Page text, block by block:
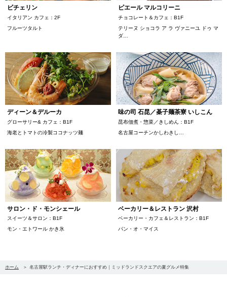
ビチェリン
イタリアン カフェ：2F
フルーツタルト
ピエール マルコリーニ
チョコレート＆カフェ：B1F
テリーヌ ショコラ ア ラ ヴァニーユ ドゥ マ
ダ…
ディーン＆デルーカ
グローサリー& カフェ：B1F
海老とトマトの冷製ココナッツ麺
味の司 石昆／棊子麺茶寮 いしこん
昆布佃煮・惣菜／きしめん：B1F
名古屋コーチンかしわきし…
サロン・ド・モンシェール
スイーツ＆サロン：B1F
モン・エトワール かき氷
ベーカリー＆レストラン 沢村
ベーカリー・カフェ＆レストラン：B1F
パン・オ・マイス
ホーム 名古屋駅ランチ・ディナーにおすすめ｜ミッドランドスクエアの夏グルメ特集